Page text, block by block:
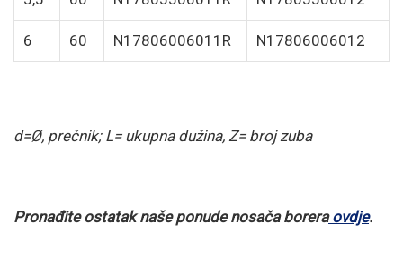
6 60 N17806006011R N17806006012
d=Ø, prečnik; L= ukupna dužina, Z= broj zuba
Pronađite ostatak naše ponude nosača boreraovdje.